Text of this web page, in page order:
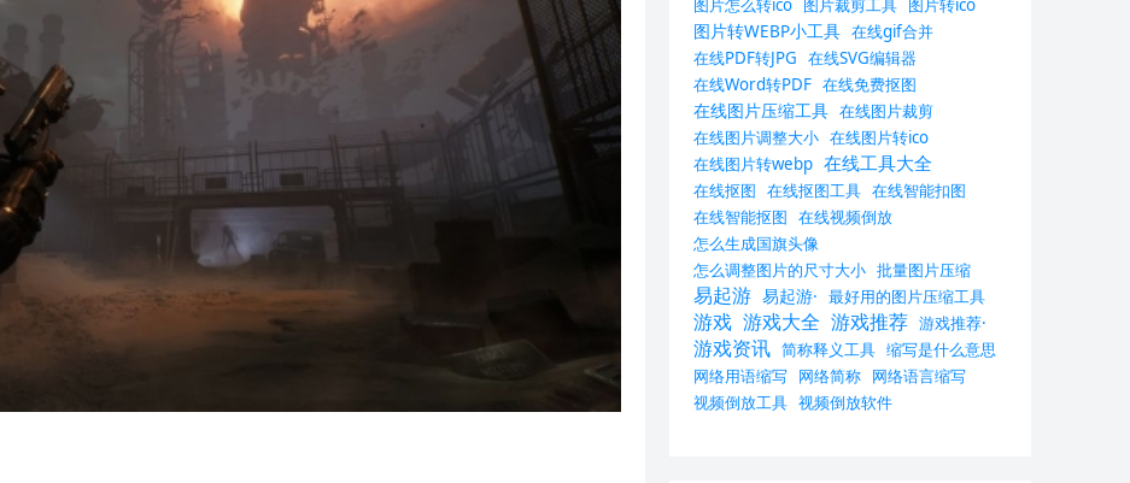
图片怎么转ico 图片裁剪工具 图片转ico
图片转WEBP小工具 在线gif合并
在线PDF转JPG 在线SVG编辑器
在线Word转PDF 在线免费抠图
在线图片压缩工具 在线图片裁剪
在线图片调整大小 在线图片转ico
在线图片转webp 在线工具大全
在线抠图 在线抠图工具 在线智能扣图
在线智能抠图 在线视频倒放
怎么生成国旗头像
怎么调整图片的尺寸大小 批量图片压缩
易起游 易起游· 最好用的图片压缩工具
游戏 游戏大全 游戏推荐 游戏推荐·
游戏资讯 简称释义工具 缩写是什么意思
网络用语缩写 网络简称 网络语言缩写
视频倒放工具 视频倒放软件